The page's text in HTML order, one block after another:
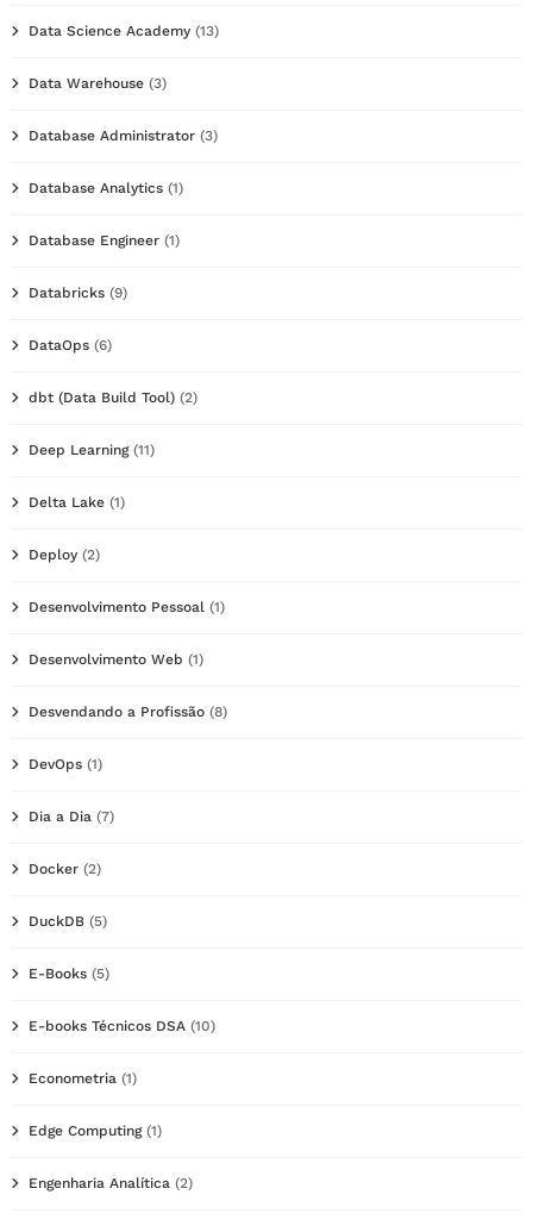
Data Science Academy (13)
Data Warehouse (3)
Database Administrator (3)
Database Analytics (1)
Database Engineer (1)
Databricks (9)
DataOps (6)
dbt (Data Build Tool) (2)
Deep Learning(11)
Delta Lake (1)
Deploy (2)
Desenvolvimento Pessoal (1)
Desenvolvimento Web (1)
Desvendando a Profissão (8)
DevOps (1)
Dia a Dia (7)
Docker (2)
DuckDB (5)
E-Books (5)
E-books Técnicos DSA (10)
Econometria (1)
Edge Computing(1)
Engenharia Analítica (2)